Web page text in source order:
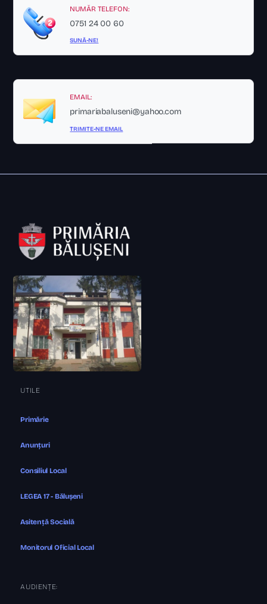
NUMĂR TELEFON:
0751 24 00 60
SUNĂ-NE!
EMAIL:
primariabaluseni@yahoo.com
TRIMITE-NE EMAIL
UTILE
Primărie
Anunțuri
Consiliul Local
LEGEA 17 - Bălușeni
Asitență Socială
Monitorul Oficial Local
AUDIENȚE: